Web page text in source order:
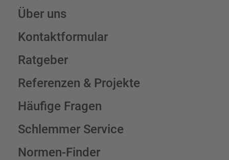
Über uns
Kontaktformular
Ratgeber
Referenzen & Projekte
Häufige Fragen
Schlemmer Service
Normen-Finder